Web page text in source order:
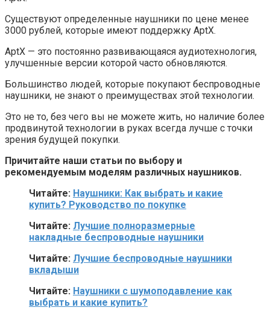
Существуют определенные наушники по цене менее
3000 рублей, которые имеют поддержку AptX.
AptX — это постоянно развивающаяся аудиотехнология,
улучшенные версии которой часто обновляются.
Большинство людей, которые покупают беспроводные
наушники, не знают о преимуществах этой технологии.
Это не то, без чего вы не можете жить, но наличие более
продвинутой технологии в руках всегда лучше с точки
зрения будущей покупки.
Причитайте наши статьи по выбору и
рекомендуемым моделям различных наушников.
Читайте: Наушники: Как выбрать и какие
купить? Руководство по покупке
Читайте: Лучшие полноразмерные
накладные беспроводные наушники
Читайте: Лучшие беспроводные наушники
вкладыши
Читайте: Наушники с шумоподавление как
выбрать и какие купить?